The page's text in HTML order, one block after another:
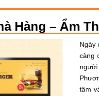
Hàng – Ẩm
Ngày
càng
tâm